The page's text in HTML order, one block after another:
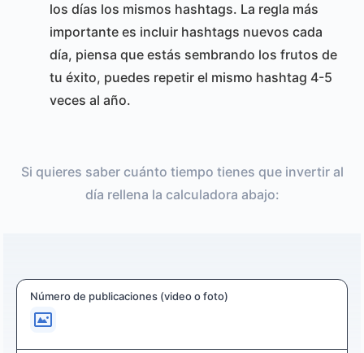
los días los mismos hashtags. La regla más
importante es incluir hashtags nuevos cada
día, piensa que estás sembrando los frutos de
tu éxito, puedes repetir el mismo hashtag 4-5
veces al año.
Si quieres saber cuánto tiempo tienes que invertir al
día rellena la calculadora abajo:
Número de publicaciones (video o foto)